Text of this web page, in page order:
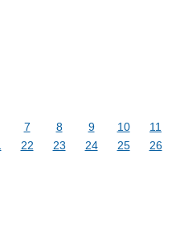
7 8 9 10 11
22 23 24 25 26